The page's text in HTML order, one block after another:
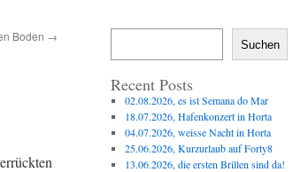
Boden →
Suchen
Recent Posts
02.08.2026, es ist Semana do Mar
18.07.2026, Hafenkonzert in Horta
04.07.2026, weisse Nacht in Horta
25.06.2026, Kurzurlaub auf Forty8
13.06.2026, die ersten Brillen sind da!